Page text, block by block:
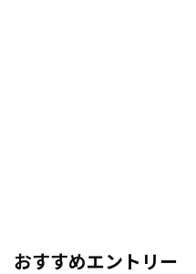
おすすめエントリー